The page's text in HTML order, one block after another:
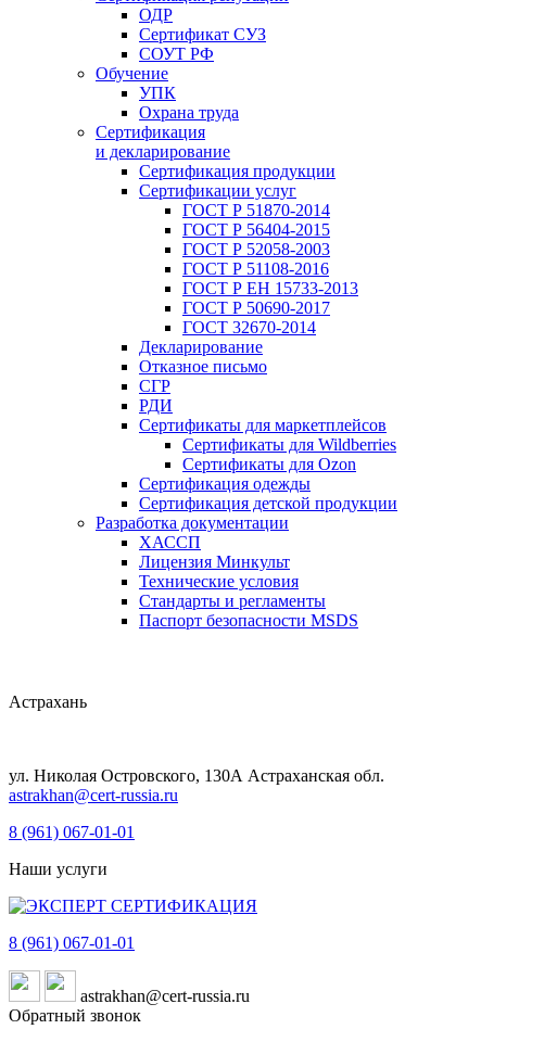
ОДР
Сертификат СУЗ
СОУТ РФ
Обучение
УПК
Охрана труда
Сертификация
и декларирование
Сертификация продукции
Сертификации услуг
ГОСТ Р 51870-2014
ГОСТ Р 56404-2015
ГОСТ Р 52058-2003
ГОСТ Р 51108-2016
ГОСТ Р ЕН 15733-2013
ГОСТ Р 50690-2017
ГОСТ 32670-2014
Декларирование
Отказное письмо
СГР
РДИ
Сертификаты для маркетплейсов
Сертификаты для Wildberries
Сертификаты для Ozon
Сертификация одежды
Сертификация детской продукции
Разработка документации
ХАССП
Лицензия Минкульт
Технические условия
Стандарты и регламенты
Паспорт безопасности MSDS
Астрахань
ул. Николая Островского, 130А Астраханская обл.
astrakhan@cert-russia.ru
8 (961) 067-01-01
Наши услуги
8 (961) 067-01-01
astrakhan@cert-russia.ru
Обратный звонок